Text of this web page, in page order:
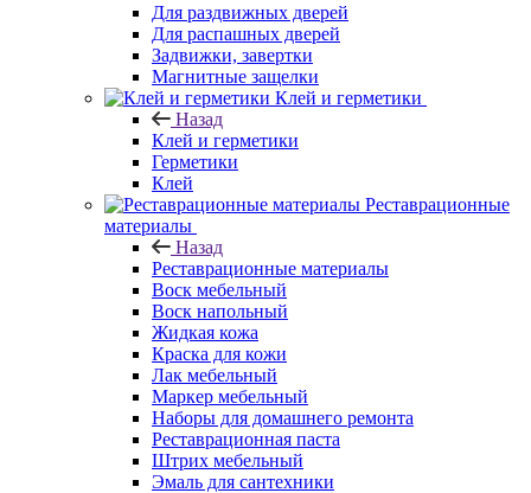
Для раздвижных дверей
Для распашных дверей
Задвижки, завертки
Магнитные защелки
Клей и герметики
Назад
Клей и герметики
Герметики
Клей
Реставрационные
материалы
Назад
Реставрационные материалы
Воск мебельный
Воск напольный
Жидкая кожа
Краска для кожи
Лак мебельный
Маркер мебельный
Наборы для домашнего ремонта
Реставрационная паста
Штрих мебельный
Эмаль для сантехники